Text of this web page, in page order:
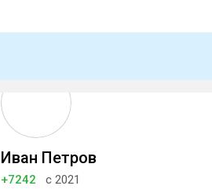
Иван Петров
+7242
с 2021